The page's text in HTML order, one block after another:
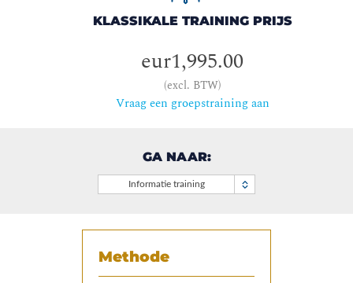
KLASSIKALE TRAINING PRIJS
eur1,995.00
(excl. BTW)
Vraag een groepstraining aan
GA NAAR:
Informatie training
Methode